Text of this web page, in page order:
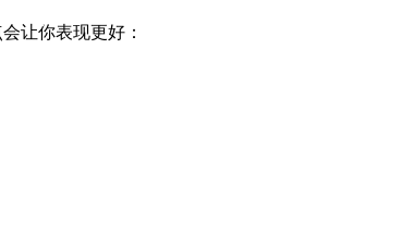
让你表现更好：